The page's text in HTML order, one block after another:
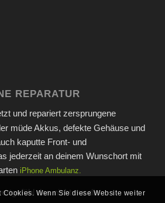
REPARATUR
und repariert zersprungene
müde Akkus, defekte Gehäuse und
kaputte Front- und
jederzeit an deinem Wunschort mit
iPhone Ambulanz.
das nicht nur die
Cookies. Wenn Sie diese Website weiter